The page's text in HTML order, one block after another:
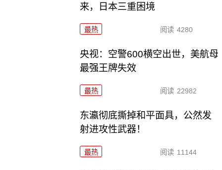
来，日本三重困境
最热 阅读 4280
央视：空警600横空出世，美航母
最强王牌失效
最热 阅读 22982
东瀛彻底撕掉和平面具，公然发
射进攻性武器！
最热 阅读 11144